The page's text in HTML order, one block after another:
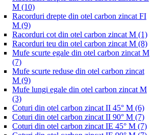
M (10)
Racorduri drepte din otel carbon zincat FI
M (9)
Racorduri cot din otel carbon zincat M (1)
Racorduri teu din otel carbon zincat M (8)
Mufe scurte egale din otel carbon zincat M
(7)
Mufe scurte reduse din otel carbon zincat
M (9)
Mufe lungi egale din otel carbon zincat M
(3)
Coturi din otel carbon zincat II 45° M (6)
Coturi din otel carbon zincat II 90° M (7)
Coturi din otel carbon zincat IE 45° M (7)